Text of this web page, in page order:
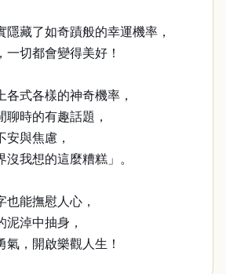
隱藏了如奇蹟般的幸運機率，
一切都會變得美好！
各式各樣的神奇機率，
時的有趣話題，
安與焦慮，
我想的這麼糟糕」。
也能撫慰人心，
泥淖中抽身，
氣，開啟樂觀人生！